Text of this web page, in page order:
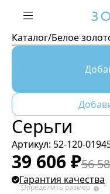
Каталог/Белое
Серьги
Артикул: 52-120-
39 606₽56
Гарантия качества
Определить размер